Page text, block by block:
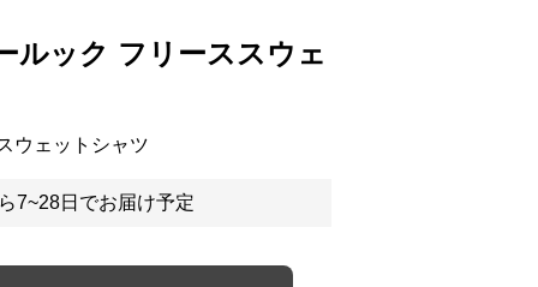
ルック フリーススウェ
ウェットシャツ
7~28日でお届け予定